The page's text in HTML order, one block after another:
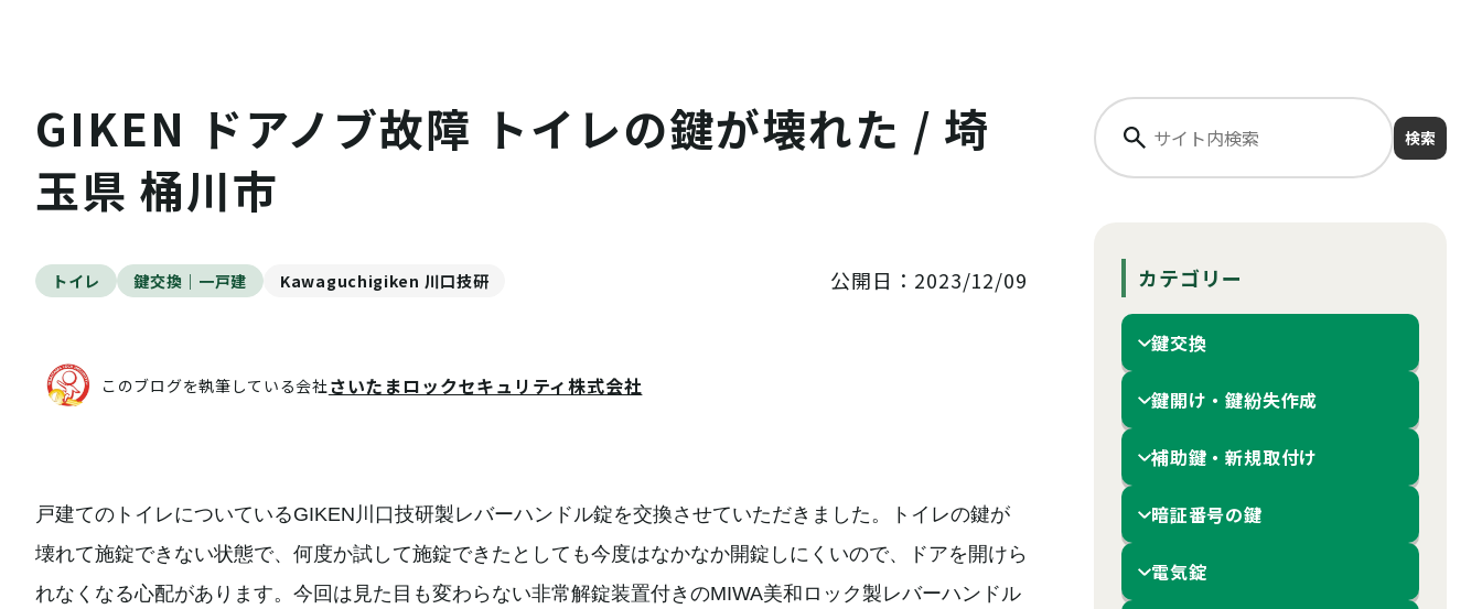
GIKEN ドアノブ故障 トイレの鍵が壊れた / 埼
玉県 桶川市
トイレ 鍵交換｜一戸建 Kawaguchigiken 川口技研 公開日：2023/12/09
このブログを執筆している会社さいたまロックセキュリティ株式会社
戸建てのトイレについているGIKEN川口技研製レバーハンドル錠を交換させていただきました。トイレの鍵が
壊れて施錠できない状態で、何度か試して施錠できたとしても今度はなかなか開錠しにくいので、ドアを開けら
れなくなる心配があります。今回は見た目も変わらない非常解錠装置付きのMIWA美和ロック製レバーハンドル
検索
カテゴリー
鍵交換
鍵開け・鍵紛失作成
補助鍵・新規取付け
暗証番号の鍵
電気錠